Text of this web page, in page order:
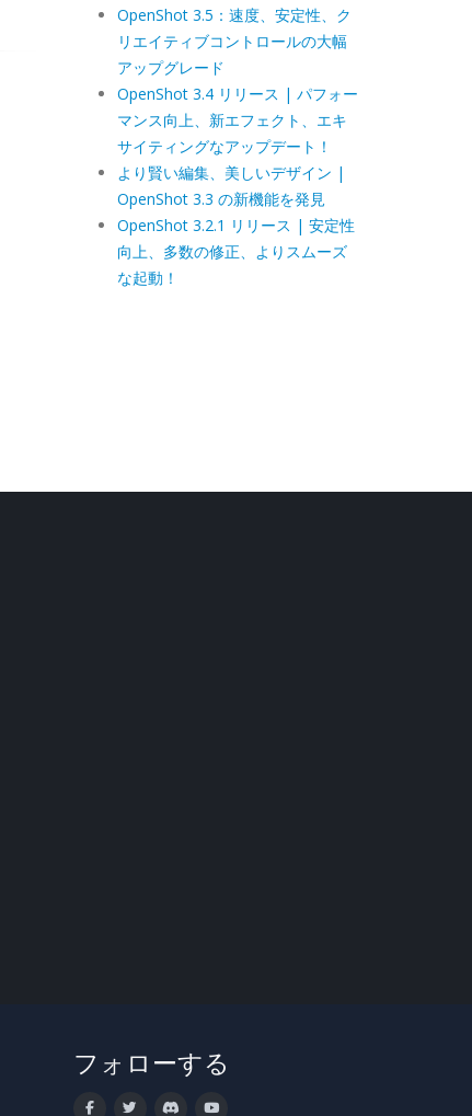
OpenShot 3.5：速度、安定性、ク
リエイティブコントロールの大幅
アップグレード
OpenShot 3.4 リリース | パフォー
マンス向上、新エフェクト、エキ
サイティングなアップデート！
より賢い編集、美しいデザイン |
OpenShot 3.3 の新機能を発見
OpenShot 3.2.1 リリース | 安定性
向上、多数の修正、よりスムーズ
な起動！
フォローする